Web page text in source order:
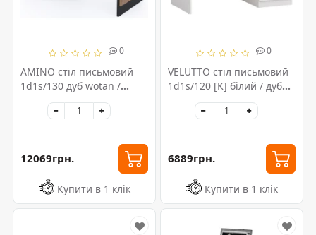
0
AMINO стіл письмовий
1d1s/130 дуб wotan /
чорний
12069грн.
Купити в 1 клік
0
VELUTTO стіл письмовий
1d1s/120 [K] білий / дуб
6889грн.
Купити в 1 клік